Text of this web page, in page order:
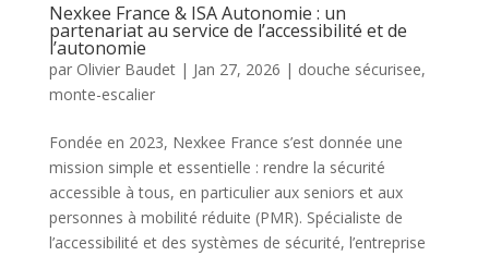
Nexkee France & ISA Autonomie : un
partenariat au service de l’accessibilité et de
l’autonomie
par Olivier Baudet| Jan 27, 2026 | douche sécurisee,
monte-escalier
Fondée en 2023, Nexkee France s’est donnée une
mission simple et essentielle : rendre la sécurité
accessible à tous, en particulier aux seniors et aux
personnes à mobilité réduite (PMR). Spécialiste de
l’accessibilité et des systèmes de sécurité, l’entreprise